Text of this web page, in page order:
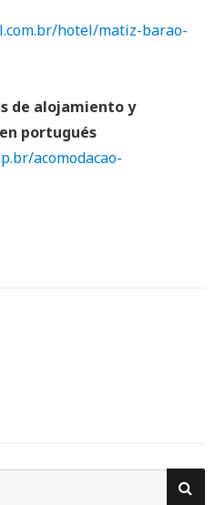
hotel/matiz-barao-
de alojamiento y
portugués
acomodacao-